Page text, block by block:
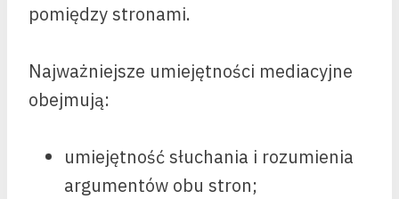
pomiędzy stronami.
Najważniejsze umiejętności mediacyjne
obejmują:
umiejętność słuchania i rozumienia
argumentów obu stron;